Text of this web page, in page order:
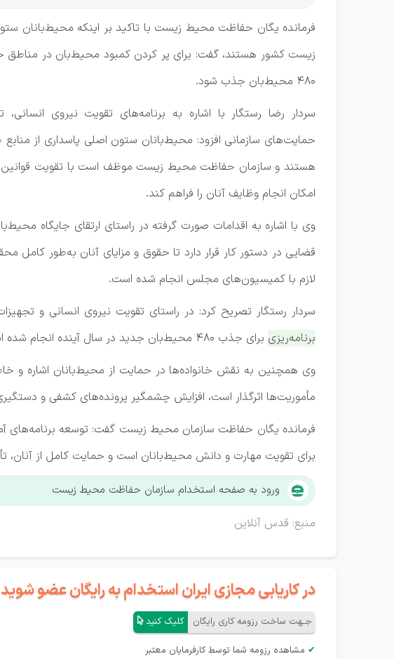
فرمانده یگان حفاظت محیط زیست با تاکید بر اینکه محیط‌بانان
زیست کشور هستند، گفت: برای پر کردن کمبود محیط‌بان در مناطق
۴۸۰ محیط‌بان جذب شود.
سردار رضا رستگار با اشاره به برنامه‌های تقویت نیروی
حمایت‌های سازمانی افزود: محیط‌بانان ستون اصلی پاسداری از
هستند و سازمان حفاظت محیط زیست موظف است با تقویت
امکان انجام وظایف آنان را فراهم کند.
قضایی در دستور کار قرار دارد تا حقوق و مزایای آنان به‌طور
لازم با کمیسیون‌های مجلس انجام شده است.
سردار رستگار تصریح کرد: در راستای تقویت نیروی انسانی و تجهیزات،۳۵ دستگاه خودروی تویوتا و تجهیزات نوین در اختیار یگان‌های محیط زیست استان‌ها قرار
برنامه‌ریزی برای جذب ۴۸۰ محیط‌بان جدید در سال آینده انجام شده است تا بخشی از خلا چارت سازمانی جبران شود.
وی همچنین به نقش خانواده‌ها در حمایت از محیط‌بانان اشاره و
مأموریت‌ها اثرگذار است، افزایش چشمگیر پرونده‌های کشفی و
فرمانده یگان حفاظت سازمان محیط زیست گفت: توسعه برنامه‌های
برای تقویت مهارت و دانش محیط‌بانان است و حمایت کامل از آنان،
ورود به صفحه استخدام سازمان حفاظت محیط زیست
منبع: قدس آنلاین
در کاریابی مجازی ایران استخدام به رایگان عضو
جـهت ساخت رزومه کاری رایگان کلیک کنید
✔ مشاهده رزومه شما توسط کارفرمایان معتبر